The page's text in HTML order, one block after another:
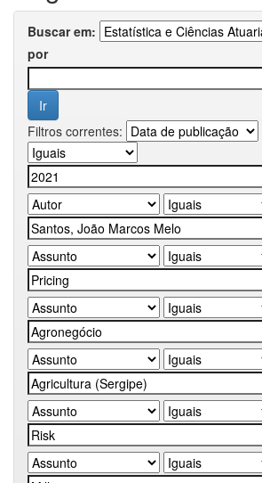
Buscar em:
por
Filtros correntes: